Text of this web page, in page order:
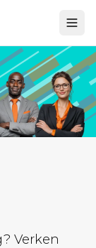
Verken